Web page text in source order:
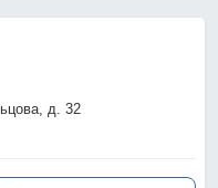
д. 32